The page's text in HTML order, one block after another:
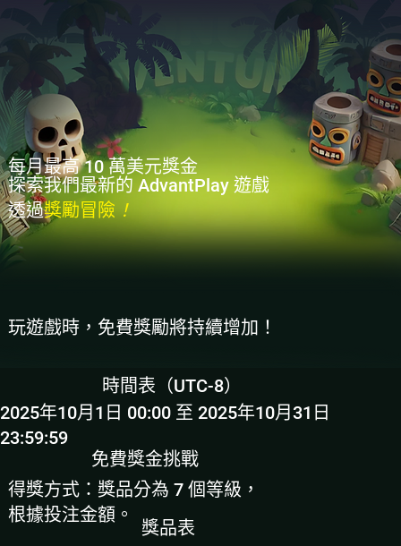
探索我們最新的 AdvantPlay 遊戲
透過獎勵冒險 ！
每月最高 10 萬美元獎金
玩遊戲時，免費獎勵將持續增加！
時間表（UTC-8）
2025年10月1日 00:00 至 2025年10月31日
23:59:59
免費獎金挑戰
得獎方式：獎品分為 7 個等級，
根據投注金額。
獎品表